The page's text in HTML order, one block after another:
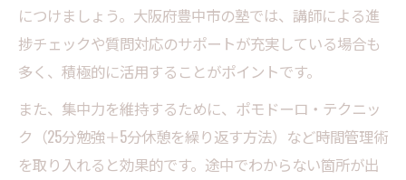
につけましょう。大阪府豊中市の塾では、講師による進
捗チェックや質問対応のサポートが充実している場合も
多く、積極的に活用することがポイントです。
また、集中力を維持するために、ポモドーロ・テクニッ
ク（25分勉強＋5分休憩を繰り返す方法）など時間管理術
を取り入れると効果的です。途中でわからない箇所が出